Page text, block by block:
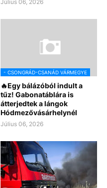
Július 06, 2026
- CSONGRÁD-CSANÁD VÁRMEGYE
🔥Egy bálázóból indult a
tűz! Gabonatáblára is
átterjedtek a lángok
Hódmezővásárhelynél
Július 06, 2026